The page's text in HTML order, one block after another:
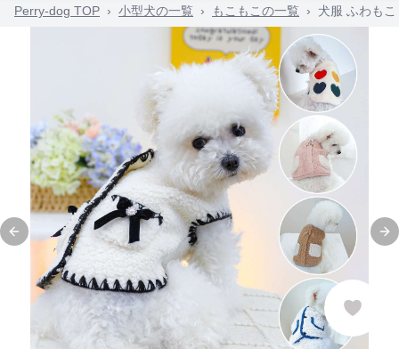
Perry-dog TOP › 小型犬の一覧 › もこもこの一覧 › 犬服 ふわも
Previous slide